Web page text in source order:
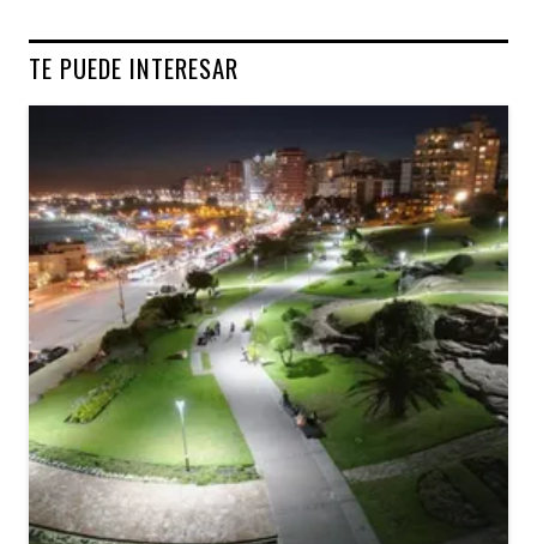
TE PUEDE INTERESAR